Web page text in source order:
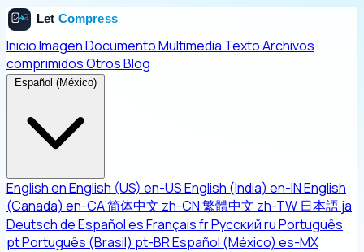
InicioImagenDocumentoMultimedia TextoArchivos
comprimidosOtrosBlog
Español (México)
EnglishenEnglish (US) en-USEnglish (India) en-INEnglish
(Canada) en-CA简体中文 zh-CN繁體中文 zh-TW 日本語ja
DeutschdeEspañolesFrançaisfrРусскийruPortuguês
ptPortuguês (Brasil) pt-BREspañol (México) es-MX